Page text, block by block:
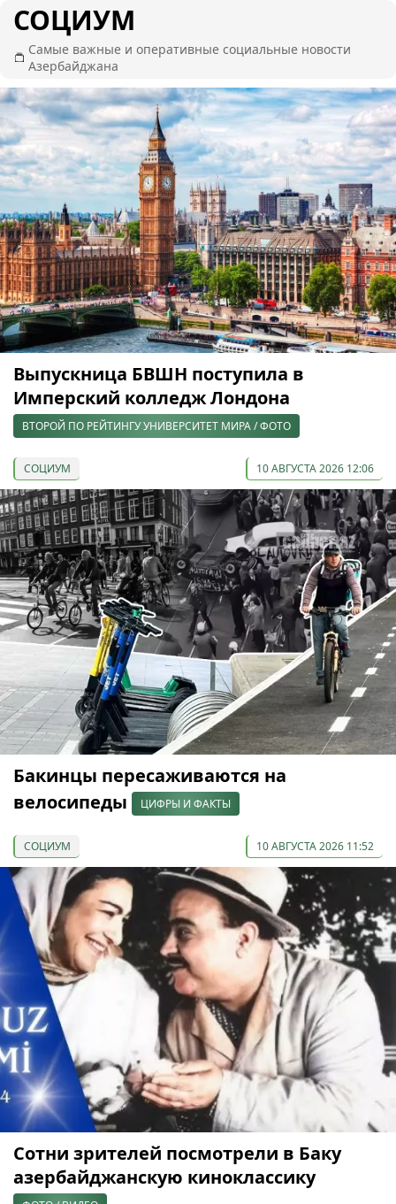
СОЦИУМ
Самые важные и оперативные социальные новости
Азербайджана
Выпускница БВШН поступила в
Имперский колледж Лондона
ВТОРОЙ ПО РЕЙТИНГУ УНИВЕРСИТЕТ МИРА / ФОТО
СОЦИУМ 10 АВГУСТА 2026 12:06
Бакинцы пересаживаются на
велосипеды
ЦИФРЫ И ФАКТЫ
СОЦИУМ 10 АВГУСТА 2026 11:52
Сотни зрителей посмотрели в Баку
азербайджанскую киноклассику